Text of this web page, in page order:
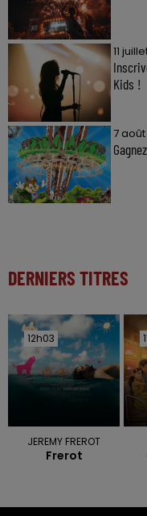
11
Kids !
7
DERNIERS TITRES
12h03
12h03
JEREMY FREROT
Frerot